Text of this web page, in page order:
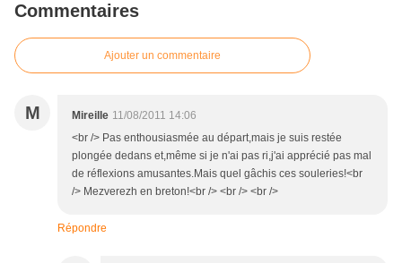
Commentaires
Ajouter un commentaire
M Mireille 11/08/2011 14:06
<br /> Pas enthousiasmée au départ,mais je suis restée
plongée dedans et,même si je n'ai pas ri,j'ai apprécié pas mal
de réflexions amusantes.Mais quel gâchis ces souleries!<br
/> Mezverezh en breton!<br /> <br /> <br />
Répondre